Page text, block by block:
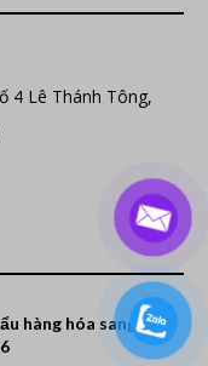
4 Lê Thánh Tông,
hàng hóa sang Ai